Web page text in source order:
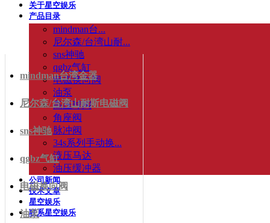
关于星空娱乐
产品目录
mindman台...
尼尔森/台湾山耐...
sns神驰
qgbz气缸
电磁换向阀
油泵
高压球阀
角座阀
脉冲阀
34s系列手动换...
液压马达
油压缓冲器
公司新闻
技术文章
星空娱乐
联系星空娱乐
mindman台湾金器
尼尔森/台湾山耐斯电磁阀
sns神驰
qgbz气缸
电磁换向阀
油泵